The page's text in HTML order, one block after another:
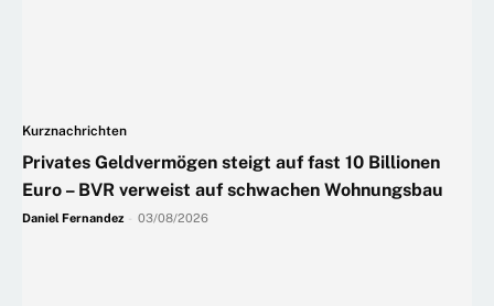
Kurznachrichten
Privates Geldvermögen steigt auf fast 10 Billionen
Euro – BVR verweist auf schwachen Wohnungsbau
Daniel Fernandez 03/08/2026